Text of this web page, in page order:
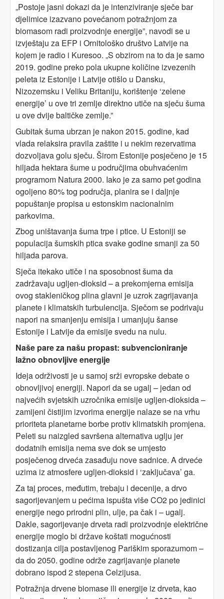
„Postoje jasni dokazi da je intenziviranje sječe bar
djelimice izazvano povećanom potražnjom za
biomasom radi proizvodnje energije”, navodi se u
izvještaju za EFP i Ornitološko društvo Latvije na
kojem je radio i Kuresoo. „S obzirom na to da je samo
2019. godine preko pola ukupne količine izvezenih
peleta iz Estonije i Latvije otišlo u Dansku,
Nizozemsku i Veliku Britaniju, korištenje ‘zelene
energije’ u ove tri zemlje direktno utiče na sječu šuma
u ove dvije baltičke zemlje.”
Gubitak šuma ubrzan je nakon 2015. godine, kad
vlada relaksira pravila zaštite i u nekim rezervatima
dozvoljava golu sječu. Širom Estonije posječeno je 15
hiljada hektara šume u područjima obuhvaćenim
programom Natura 2000. Iako je za samo pet godina
ogoljeno 80% tog područja, planira se i daljnje
popuštanje propisa u estonskim nacionalnim
parkovima.
Zbog uništavanja šuma trpe i ptice. U Estoniji se
populacija šumskih ptica svake godine smanji za 50
hiljada parova.
Sječa itekako utiče i na sposobnost šuma da
zadržavaju ugljen-dioksid – a prekomjerna emisija
ovog stakleničkog plina glavni je uzrok zagrijavanja
planete i klimatskih turbulencija. Sječom se podrivaju
napori na smanjenju emisija i umanjuju šanse
Estonije i Latvije da emisije svedu na nulu.
Naše pare za našu propast: subvencioniranje
lažno obnovljive energije
Ideja održivosti je u samoj srži evropske debate o
obnovljivoj energiji. Napori da se ugalj – jedan od
najvećih svjetskih uzročnika emisije ugljen-dioksida –
zamijeni čistijim izvorima energije nalaze se na vrhu
prioriteta planetarne borbe protiv klimatskih promjena.
Peleti su naizgled savršena alternativa uglju jer
dodatnih emisija nema sve dok se umjesto
posječenog drveća zasađuju nove sadnice. A drveće
uzima iz atmosfere ugljen-dioksid i ‘zaključava’ ga.
Za taj proces, međutim, trebaju i decenije, a drvo
sagorijevanjem u pećima ispušta više CO2 po jedinici
energije nego prirodni plin, ulje, pa čak i – ugalj.
Dakle, sagorijevanje drveta radi proizvodnje električne
energije moglo bi države koštati mogućnosti
dostizanja cilja postavljenog Pariškim sporazumom –
da do 2050. godine održe zagrijavanje planete
dobrano ispod 2 stepena Celzijusa.
Potražnja drvene biomase ili energije iz drveta, kao